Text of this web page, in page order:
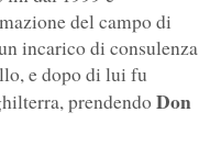
del campo di
incarico di consulenza
e dopo di lui fu
prendendoDon